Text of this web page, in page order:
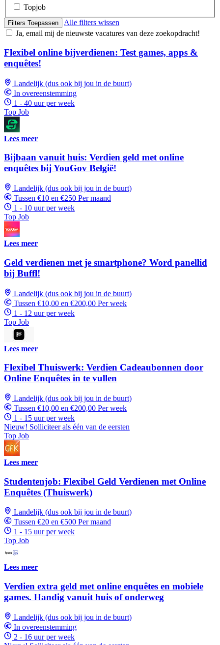
Topjob
Filters Toepassen
Alle filters wissen
Ja, email mij de nieuwste vacatures van deze zoekopdracht!
Flexibel online bijverdienen: Test games, apps &
enquêtes!
Landelijk (dus ook bij jou in de buurt)
In overeenstemming
1 - 40 uur per week
Top Job
Lees meer
Bijbaan vanuit huis: Verdien geld met online
enquêtes bij YouGov België!
Landelijk (dus ook bij jou in de buurt)
Tussen €10 en €250 Per maand
1 - 10 uur per week
Top Job
Lees meer
Geld verdienen met je smartphone? Word panellid
bij Buffl!
Landelijk (dus ook bij jou in de buurt)
Tussen €10,00 en €200,00 Per week
1 - 12 uur per week
Top Job
Lees meer
Flexibel Thuiswerk: Verdien Cadeaubonnen door
Online Enquêtes in te vullen
Landelijk (dus ook bij jou in de buurt)
Tussen €10,00 en €200,00 Per week
1 - 15 uur per week
Nieuw! Solliciteer als één van de eersten
Top Job
Lees meer
Studentenjob: Flexibel Geld Verdienen met Online
Enquêtes (Thuiswerk)
Landelijk (dus ook bij jou in de buurt)
Tussen €20 en €500 Per maand
1 - 15 uur per week
Top Job
Lees meer
Verdien extra geld met online enquêtes en mobiele
games. Handig vanuit huis of onderweg
Landelijk (dus ook bij jou in de buurt)
In overeenstemming
2 - 16 uur per week